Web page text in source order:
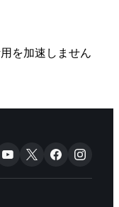
を加速しません